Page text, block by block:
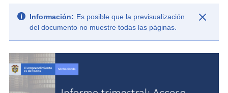
Información: Es posible que la previsualización
del documento no muestre todas las páginas.